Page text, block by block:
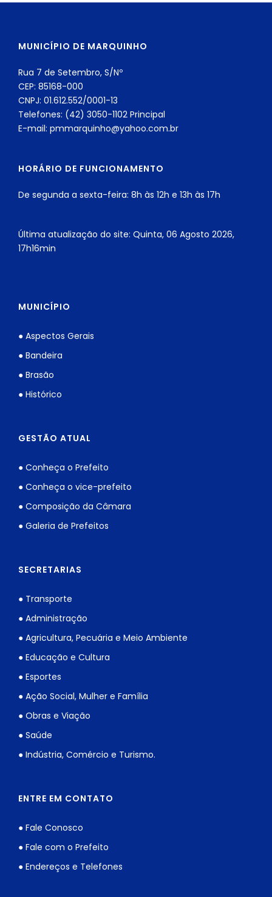
MUNICÍPIO DE MARQUINHO
Rua 7 de Setembro, S/Nº
CEP: 85168-000
CNPJ: 01.612.552/0001-13
Telefones: (42) 3050-1102 Principal
E-mail: pmmarquinho@yahoo.com.br
HORÁRIO DE FUNCIONAMENTO
De segunda a sexta-feira: 8h às 12h e 13h às 17h
Última atualização do site: Quinta, 06 Agosto 2026,
17h16min
MUNICÍPIO
● Aspectos Gerais
● Bandeira
● Brasão
● Histórico
GESTÃO ATUAL
● Conheça o Prefeito
● Conheça o vice-prefeito
● Composição da Câmara
● Galeria de Prefeitos
SECRETARIAS
● Transporte
● Administração
● Agricultura, Pecuária e Meio Ambiente
● Educação e Cultura
● Esportes
● Ação Social, Mulher e Família
● Obras e Viação
● Saúde
● Indústria, Comércio e Turismo.
ENTRE EM CONTATO
● Fale Conosco
● Fale com o Prefeito
● Endereços e Telefones